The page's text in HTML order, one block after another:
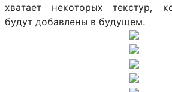
хватает некоторых текстур,
будут добавлены в будущем.